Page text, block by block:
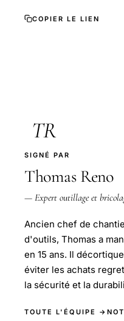
COPIER LE LIEN
TR
SIGNÉ PAR
Thomas Reno
— Expert outillage et
Ancien chef de
d'outils, Thomas a
en 15 ans. Il
éviter les achats
la sécurité et la
TOUTE L'ÉQUIPE →